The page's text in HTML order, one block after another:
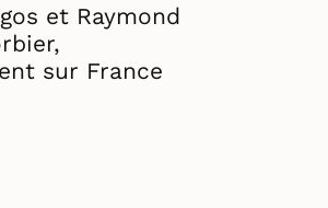
et Raymond
sur France